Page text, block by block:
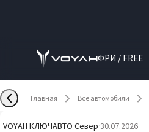
ФРИ / FREE
Главная Все автомобили
VOYAH КЛЮЧАВТО Север·30.07.2026